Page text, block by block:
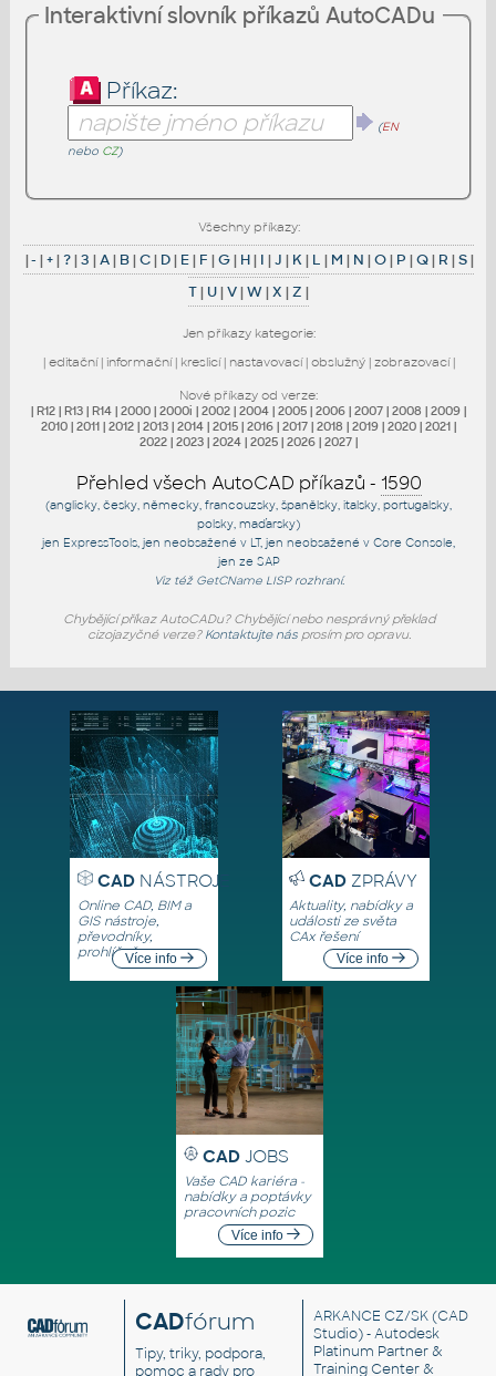
Interaktivní slovník příkazů AutoCADu
Příkaz:
(EN
nebo CZ)
Všechny příkazy:
|- |+|?|3 |A| B|C| D| E| F |G| H| I |J | K| L | M | N |O| P |Q| R |S|
T| U|V|W|X |Z |
Jen příkazy kategorie:
| editační| informační| kreslicí| nastavovací| obslužný| zobrazovací|
Nové příkazy od verze:
| R12 | R13 | R14 | 2000 | 2000i | 2002 | 2004 | 2005 | 2006 | 2007 | 2008 | 2009 |
2010 | 2011 | 2012 | 2013 | 2014 | 2015 | 2016 | 2017 | 2018 | 2019 | 2020 | 2021 |
2022 | 2023 | 2024 | 2025 | 2026 | 2027 |
Přehled všech AutoCAD příkazů - 1590
(anglicky, česky, německy, francouzsky, španělsky, italsky, portugalsky,
polsky, maďarsky)
jen ExpressTools , jen neobsažené v LT, jen neobsažené v Core Console
jen ze SAP
Viz též GetCNameLISP rozhraní.
Chybějící příkaz AutoCADu? Chybějící nebo nesprávný překlad
cizojazyčné verze? Kontaktujte násprosím pro opravu.
CADNÁSTROJE
Online CAD, BIM a
GIS nástroje,
převodníky,
prohlížečeVíce info
CADZPRÁVY
Aktuality, nabídky a
události ze světa
CAx řešení
Více info
CAD JOBS
Vaše CAD kariéra -
nabídky a poptávky
pracovních pozic
Více info
CADfórum
Tipy, triky, podpora,
pomoc a rady pro
ARKANCE CZ/SK(CAD
Studio) - Autodesk
Platinum Partner &
Training Center &